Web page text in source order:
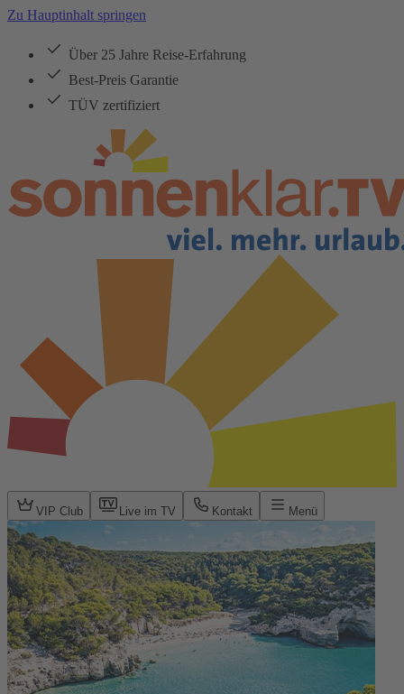
Zu Hauptinhalt springen
Über 25 Jahre Reise-Erfahrung
Best-Preis Garantie
TÜV zertifiziert
VIP Club Live im TV Kontakt Menü